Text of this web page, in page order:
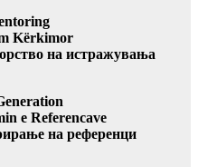
Kërkimor
на истражувања
e Referencave
на референци